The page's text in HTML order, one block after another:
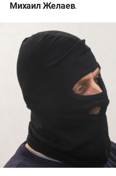
Михаил Желаев.